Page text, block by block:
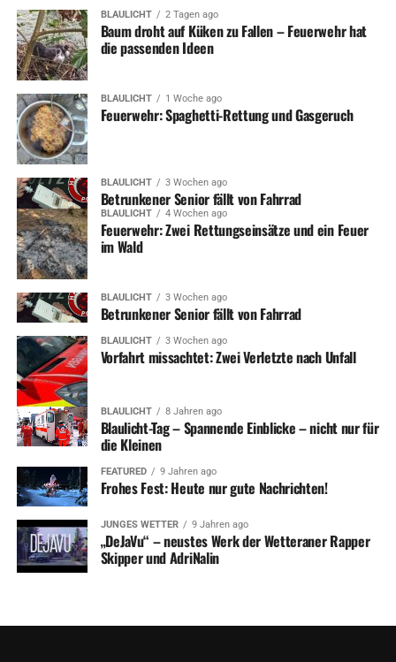
BLAULICHT 2 Tagen ago
Baum droht auf Küken zu Fallen – Feuerwehr hat
die passenden Ideen
BLAULICHT 1 Woche ago
Feuerwehr: Spaghetti-Rettung und Gasgeruch
BLAULICHT 3 Wochen ago
Betrunkener Senior fällt von Fahrrad
BLAULICHT 4 Wochen ago
Feuerwehr: Zwei Rettungseinsätze und ein Feuer
im Wald
BLAULICHT 3 Wochen ago
Betrunkener Senior fällt von Fahrrad
BLAULICHT 3 Wochen ago
Vorfahrt missachtet: Zwei Verletzte nach Unfall
BLAULICHT 8 Jahren ago
Blaulicht-Tag – Spannende Einblicke – nicht nur für
die Kleinen
FEATURED 9 Jahren ago
Frohes Fest: Heute nur gute Nachrichten!
JUNGES WETTER 9 Jahren ago
„DeJaVu“ – neustes Werk der Wetteraner Rapper
Skipper und AdriNalin